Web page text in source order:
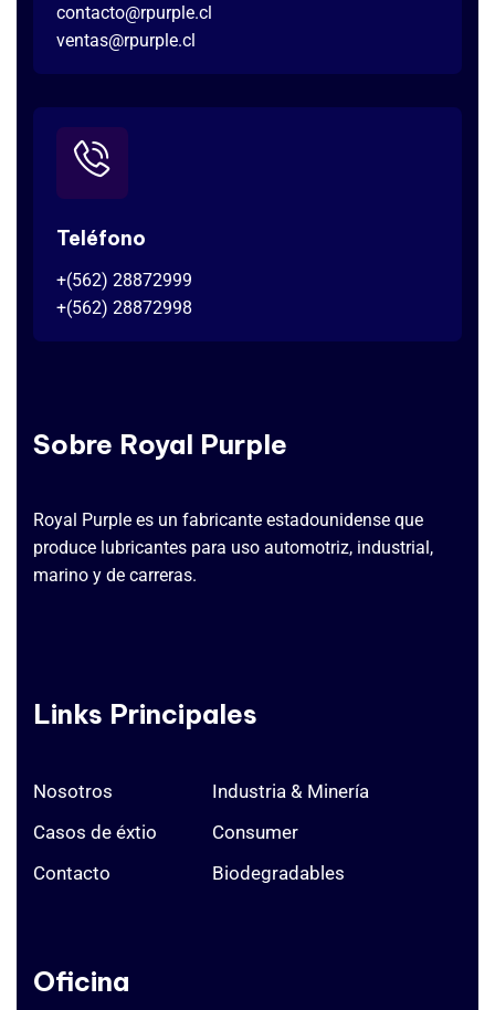
contacto@rpurple.cl
ventas@rpurple.cl
Teléfono
+(562) 28872999
+(562) 28872998
Sobre Royal Purple
Royal Purple es un fabricante estadounidense que
produce lubricantes para uso automotriz, industrial,
marino y de carreras.
Links Principales
Nosotros
Casos de éxtio
Contacto
Industria & Minería
Consumer
Biodegradables
Oficina